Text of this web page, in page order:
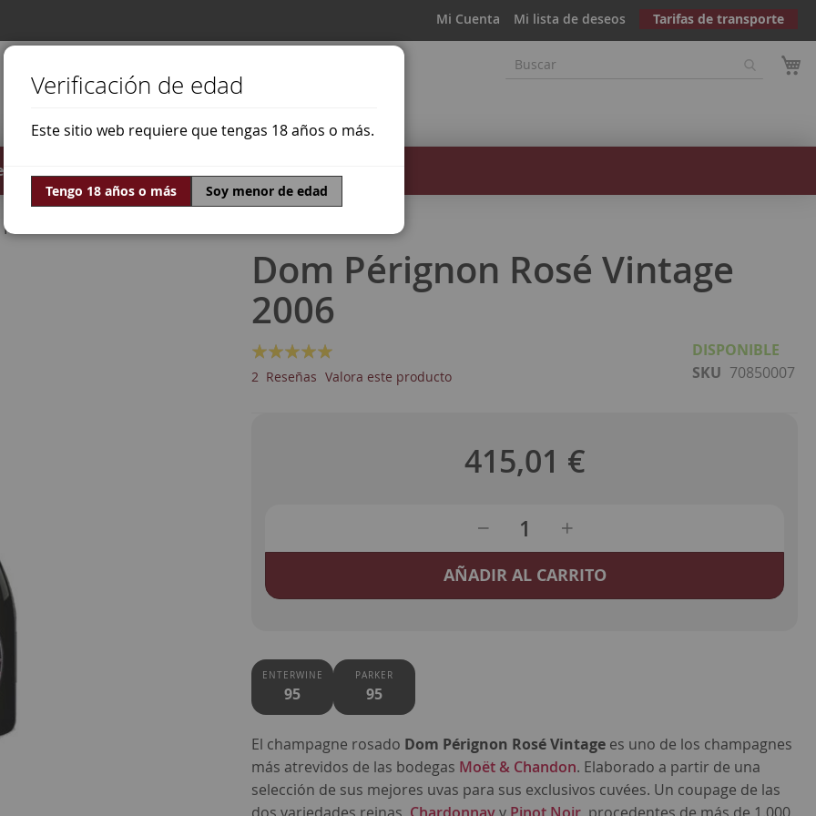
Mi Cuenta Mi lista de deseos Tarifas de transporte
Ofertas Mundo Vino
Pinot Noir
Dom Pérignon Rosé Vintage
2006
Valoración:
100
% of100
2 Reseñas Valora este producto
DISPONIBLE
SKU 70850007
415,01 €
AÑADIR AL CARRITO
ENTERWINE
95
PARKER
95
El champagne rosado Dom Pérignon Rosé Vintage es uno de los champagnes
más atrevidos de las bodegas Moët & Chandon. Elaborado a partir de una
selección de sus mejores uvas para sus exclusivos cuvées. Un coupage de las
Verificación de edad
Este sitio web requiere que tengas 18 años o más.
Tengo 18 años o más Soy menor de edad